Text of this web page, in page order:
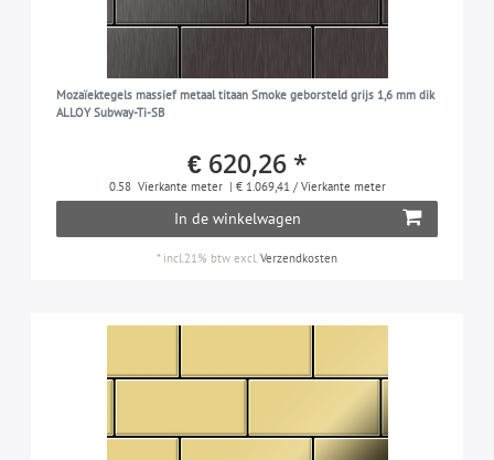
Mozaïektegels massief metaal titaan Smoke geborsteld grijs 1,6 mm dik
ALLOY Subway-Ti-SB
€ 620,26 *
0.58 Vierkante meter | € 1.069,41 / Vierkante meter
In de winkelwagen
* incl.21% btw excl.Verzendkosten